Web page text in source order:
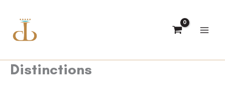
contenu
Distinctions